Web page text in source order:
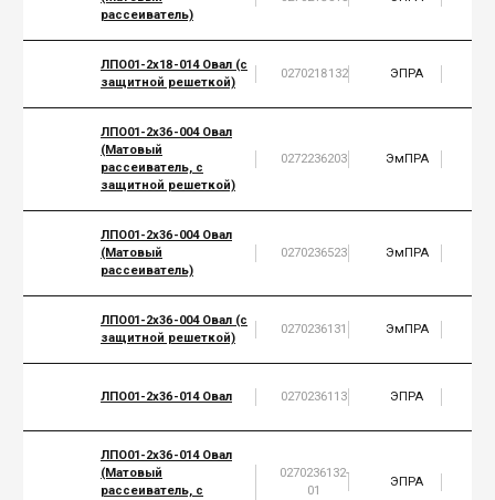
рассеиватель)
ЛПО01-2х18-014 Овал (с
защитной решеткой)
0270218132 ЭПРА
ЛПО01-2х36-004 Овал
(Матовый
рассеиватель, с
защитной решеткой)
0272236203 ЭмПРА
ЛПО01-2х36-004 Овал
(Матовый
рассеиватель)
0270236523 ЭмПРА
ЛПО01-2х36-004 Овал (с
защитной решеткой)
0270236131 ЭмПРА
ЛПО01-2х36-014 Овал 0270236113 ЭПРА
ЛПО01-2х36-014 Овал
(Матовый
рассеиватель, с
0270236132-
01
ЭПРА